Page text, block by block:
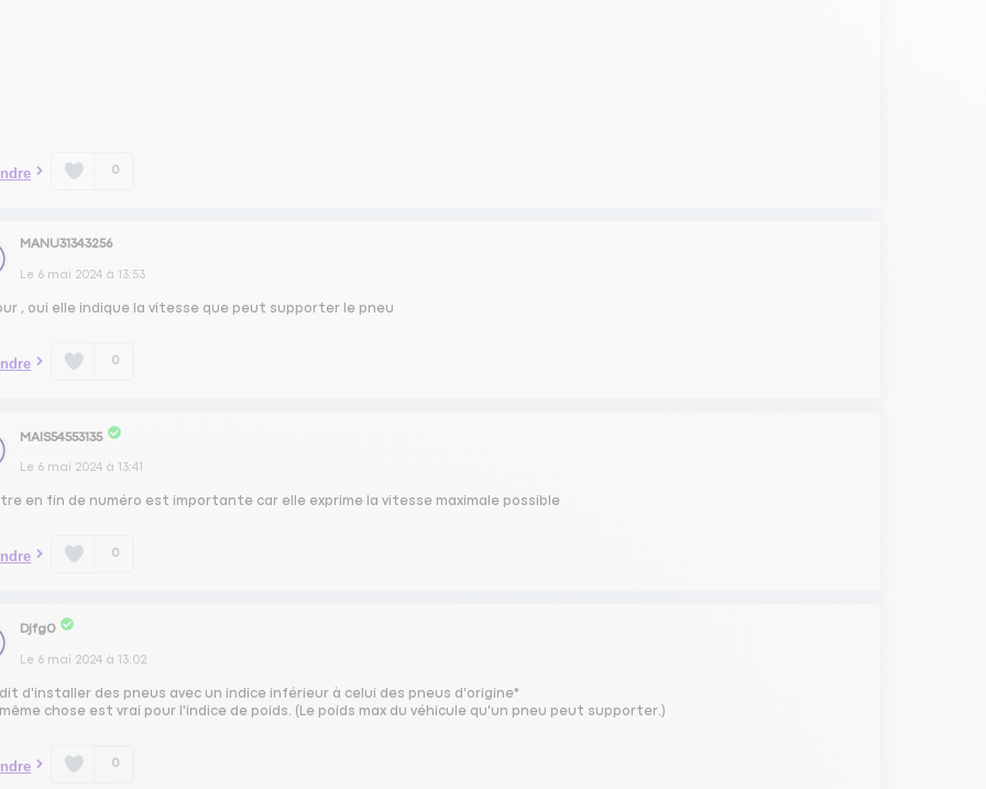
0
MANU31343256
Le 6 mai 2024 à 13:53
, oui elle indique la vitesse que peut supporter le pneu
0
MAIS54553135
Le 6 mai 2024 à 13:41
en fin de numéro est importante car elle exprime la vitesse maximale possible
0
Djfg0
Le 6 mai 2024 à 13:02
d'installer des pneus avec un indice inférieur à celui des pneus d'origine*
chose est vrai pour l'indice de poids. (Le poids max du véhicule qu'un pneu peut supporter.)
0